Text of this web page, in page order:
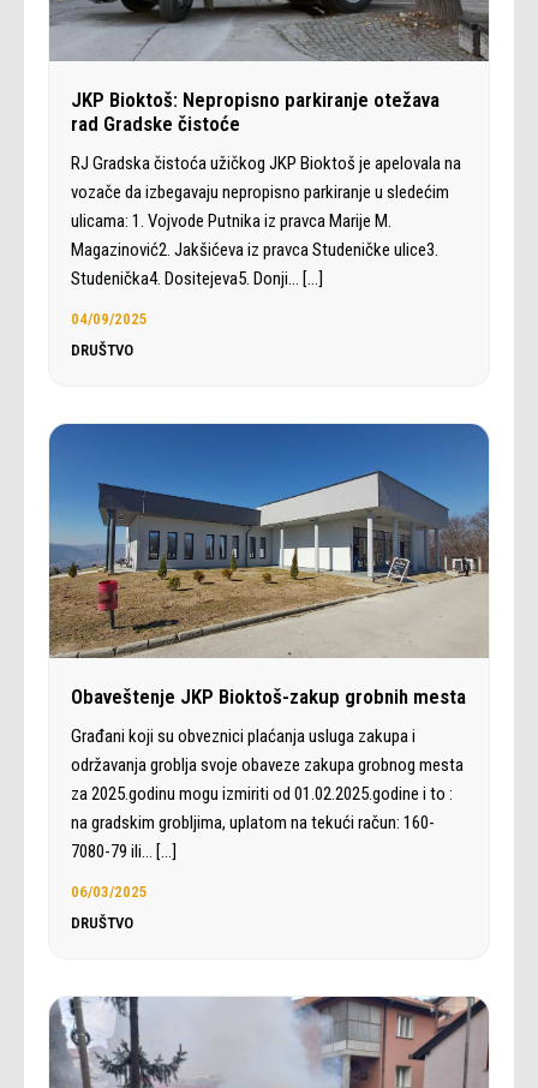
JKP Bioktoš: Nepropisno parkiranje otežava
rad Gradske čistoće
RJ Gradska čistoća užičkog JKP Bioktoš je apelovala na
vozače da izbegavaju nepropisno parkiranje u sledećim
ulicama: 1. Vojvode Putnika iz pravca Marije M.
Magazinović2. Jakšićeva iz pravca Studeničke ulice3.
Studenička4. Dositejeva5. Donji… […]
04/09/2025
DRUŠTVO
Obaveštenje JKP Bioktoš-zakup grobnih mesta
Građani koji su obveznici plaćanja usluga zakupa i
održavanja groblja svoje obaveze zakupa grobnog mesta
za 2025.godinu mogu izmiriti od 01.02.2025.godine i to :
na gradskim grobljima, uplatom na tekući račun: 160-
7080-79 ili… […]
06/03/2025
DRUŠTVO